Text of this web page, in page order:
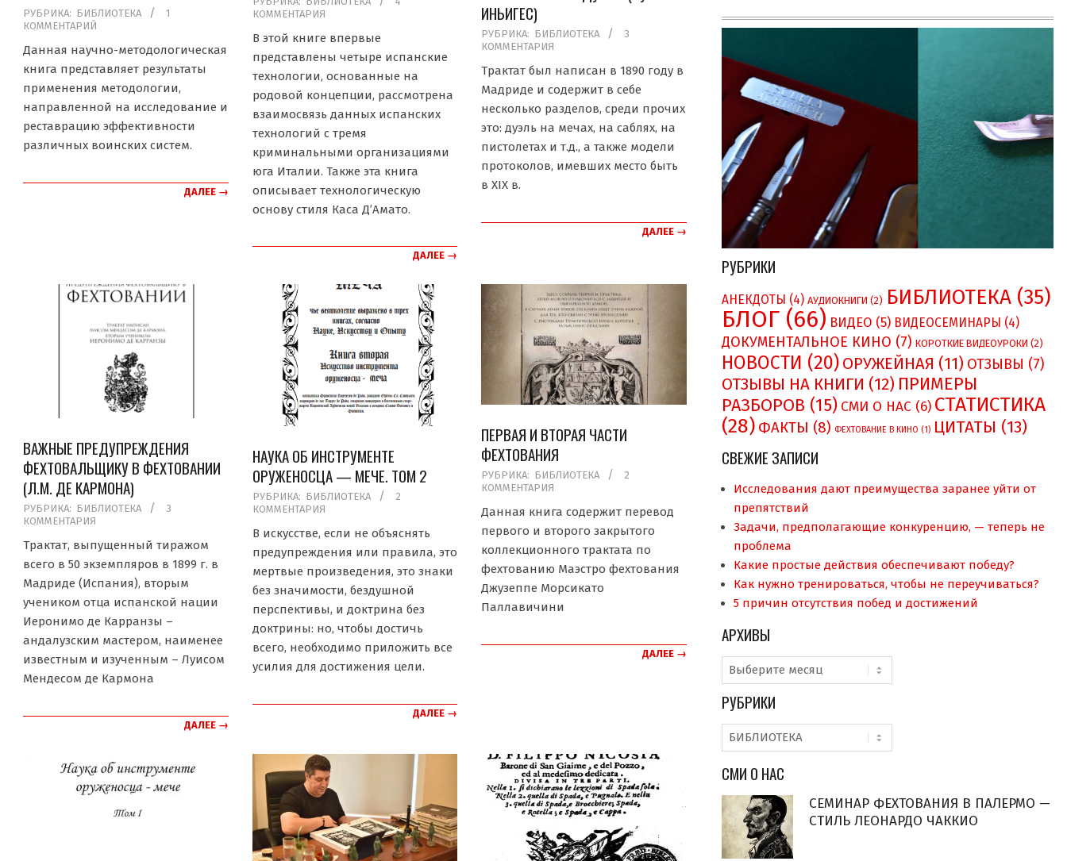
2021-
03-
23
РУБРИКА: БИБЛИОТЕКА
1
КОММЕНТАРИЙ
Данная научно-методологическая
книга представляет результаты
применения методологии,
направленной на исследование и
реставрацию эффективности
различных воинских систем.
ДАЛЕЕ →
05-
03
КОММЕНТАРИЯ
В этой книге впервые
представлены четыре испанские
технологии, основанные на
родовой концепции, рассмотрена
взаимосвязь данных испанских
технологий с тремя
криминальными организациями
юга Италии. Также эта книга
описывает технологическую
основу стиля Каса Д’Амато.
ДАЛЕЕ →
ИНЬИГЕС)
2020-
02-
11
РУБРИКА: БИБЛИОТЕКА
3
КОММЕНТАРИЯ
Трактат был написан в 1890 году в
Мадриде и содержит в себе
несколько разделов, среди прочих
это: дуэль на мечах, на саблях, на
пистолетах и т.д., а также модели
протоколов, имевших место быть
в XIX в.
ДАЛЕЕ →
ВАЖНЫЕ ПРЕДУПРЕЖДЕНИЯ
ФЕХТОВАЛЬЩИКУ В ФЕХТОВАНИИ
(Л.М. ДЕ КАРМОНА)
2020-
01-
09
РУБРИКА: БИБЛИОТЕКА
3
КОММЕНТАРИЯ
Трактат, выпущенный тиражом
всего в 50 экземпляров в 1899 г. в
Мадриде (Испания), вторым
учеником отца испанской нации
Иеронимо де Карранзы –
андалузским мастером, наименее
известным и изученным – Луисом
Мендесом де Кармона
ДАЛЕЕ →
НАУКА ОБ ИНСТРУМЕНТЕ
ОРУЖЕНОСЦА — МЕЧЕ. ТОМ 2
2019-
08-
02
РУБРИКА: БИБЛИОТЕКА
2
КОММЕНТАРИЯ
В искусстве, если не объяснять
предупреждения или правила, это
мертвые произведения, это знаки
без значимости, бездушной
перспективы, и доктрина без
доктрины: но, чтобы достичь
всего, необходимо приложить все
усилия для достижения цели.
ДАЛЕЕ →
ПЕРВАЯ И ВТОРАЯ ЧАСТИ
ФЕХТОВАНИЯ
2019-
05-
20
РУБРИКА: БИБЛИОТЕКА
2
КОММЕНТАРИЯ
Данная книга содержит перевод
первого и второго закрытого
коллекционного трактата по
фехтованию Маэстро фехтования
Джузеппе Морсикато
Паллавичини
ДАЛЕЕ →
РУБРИКИ
АНЕКДОТЫ (4) АУДИОКНИГИ (2) БИБЛИОТЕКА (35)
БЛОГ (66) ВИДЕО (5) ВИДЕОСЕМИНАРЫ (4)
ДОКУМЕНТАЛЬНОЕ КИНО (7) КОРОТКИЕ ВИДЕОУРОКИ (2)
НОВОСТИ (20) ОРУЖЕЙНАЯ (11) ОТЗЫВЫ (7)
ОТЗЫВЫ НА КНИГИ (12) ПРИМЕРЫ
РАЗБОРОВ (15) СМИ О НAC (6) СТАТИСТИКА
(28) ФАКТЫ (8) ФЕХТОВАНИЕ В КИНО (1) ЦИТАТЫ (13)
СВЕЖИЕ ЗАПИСИ
Исследования дают преимущества заранее уйти от
препятствий
Задачи, предполагающие конкуренцию, — теперь не
проблема
Какие простые действия обеспечивают победу?
Как нужно тренироваться, чтобы не переучиваться?
5 причин отсутствия побед и достижений
АРХИВЫ
Архивы
РУБРИКИ
Рубрики
СМИ О НАС
СЕМИНАР ФЕХТОВАНИЯ В ПАЛЕРМО —
СТИЛЬ ЛЕОНАРДО ЧАККИО